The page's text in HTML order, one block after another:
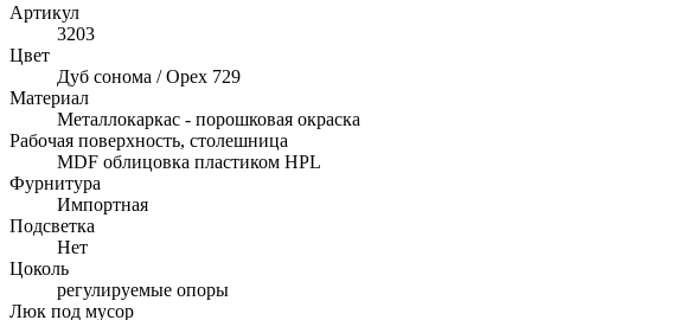
Артикул
3203
Цвет
Дуб сонома / Орех 729
Материал
Металлокаркас - порошковая окраска
Рабочая поверхность, столешница
MDF облицовка пластиком HPL
Фурнитура
Импортная
Подсветка
Нет
Цоколь
регулируемые опоры
Люк под мусор